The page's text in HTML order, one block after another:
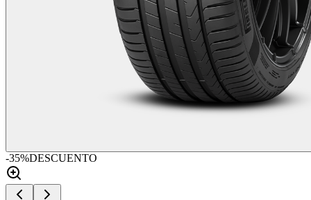
-35%DESCUENTO